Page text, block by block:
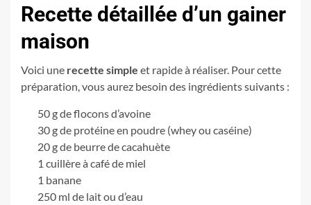
Recette détaillée d’un gainer
maison
Voici une recette simple et rapide à réaliser. Pour cette
préparation, vous aurez besoin des ingrédients suivants :
50 g de flocons d’avoine
30 g de protéine en poudre (whey ou caséine)
20 g de beurre de cacahuète
1 cuillère à café de miel
1 banane
250 ml de lait ou d’eau